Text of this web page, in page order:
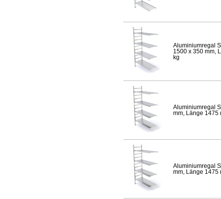
Aluminiumregal
1500 x 350 mm,
kg
Aluminiumregal
mm, Länge 1475
Aluminiumregal
mm, Länge 1475